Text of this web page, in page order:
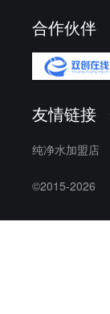
合作伙伴
友情链接
纯净水加盟店
©2015-2026